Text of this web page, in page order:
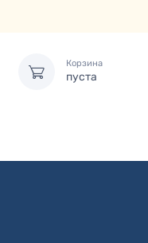
Корзина
пуста